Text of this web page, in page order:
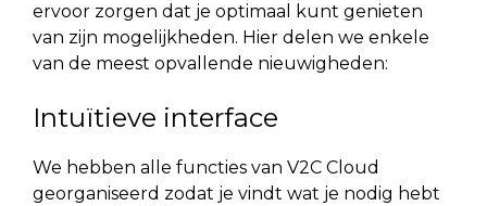
ervoor zorgen dat je optimaal kunt genieten
van zijn mogelijkheden. Hier delen we enkele
van de meest opvallende nieuwigheden:
Intuïtieve interface
We hebben alle functies van V2C Cloud
georganiseerd zodat je vindt wat je nodig hebt